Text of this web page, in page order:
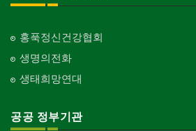
홍푹정신건강협회
생명의전화
생태희망연대
공공 정부기관